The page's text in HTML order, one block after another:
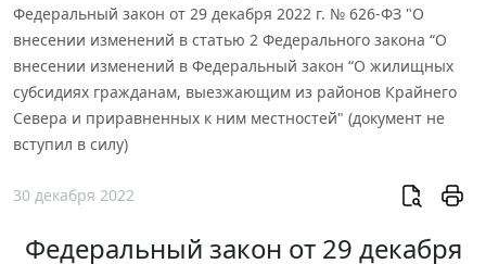
Федеральный закон от 29 декабря 2022 г. № 626-ФЗ "О
внесении изменений в статью 2 Федерального закона “О
внесении изменений в Федеральный закон “О жилищных
субсидиях гражданам, выезжающим из районов Крайнего
Севера и приравненных к ним местностей" (документ не
вступил в силу)
30 декабря 2022
Федеральный закон от 29 декабря